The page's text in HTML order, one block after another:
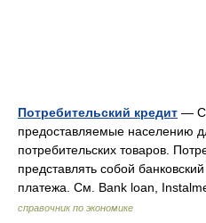
Потребительский кредит —
предоставляемые населению
потребительских товаров.
представлять собой
платежа. См. Bank loan,
справочник по экономике